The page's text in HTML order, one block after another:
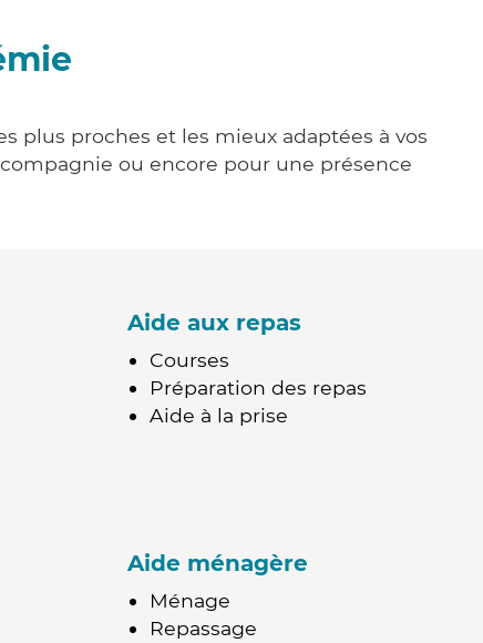
plus proches et les mieux adaptées à vos
ou encore pour une présence
Aide aux repas
Courses
Préparation des repas
Aide à la prise
Aide ménagère
Ménage
Repassage